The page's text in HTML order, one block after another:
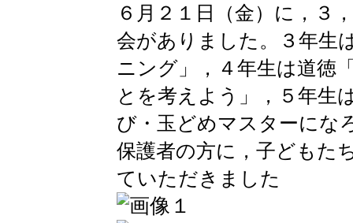
６月２１日（金）に，３
会がありました。３年生
ニング」，４年生は道徳
とを考えよう」，５年生
び・玉どめマスターにな
保護者の方に，子どもた
ていただきました